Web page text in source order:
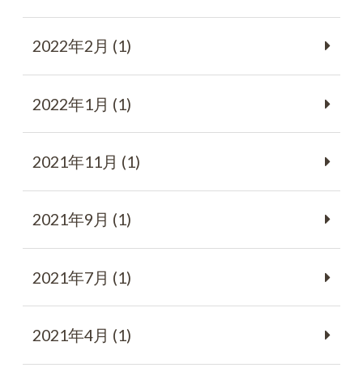
2022年2月 (1)
2022年1月 (1)
2021年11月 (1)
2021年9月 (1)
2021年7月 (1)
2021年4月 (1)